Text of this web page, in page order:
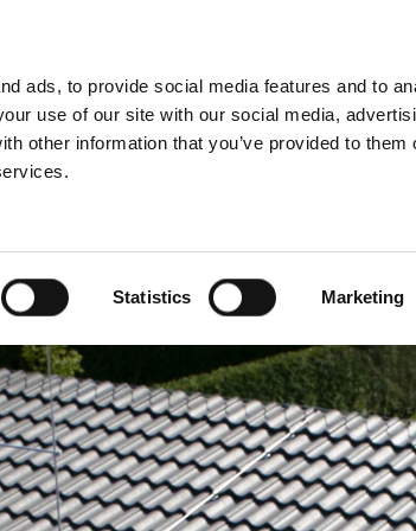
ads, to provide social media features and to
use of our site with our social media,
other information that you’ve provided to them
Statistics Marketing
Danska
Mađarska
Rumunija
Ukrajna
Švedska